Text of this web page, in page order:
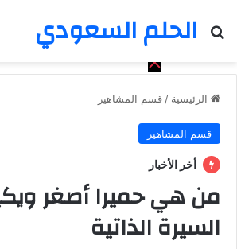
الحلم السعودي
بحث عن
الرئيسية / قسم المشاهير
قسم المشاهير
أخر الأخبار
من هي حميرا أصغر
السيرة الذاتية